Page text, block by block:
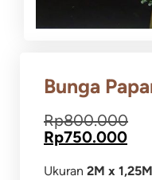
Bunga
Rp800.000
Rp750.000
Ukuran 2M x 1,25M